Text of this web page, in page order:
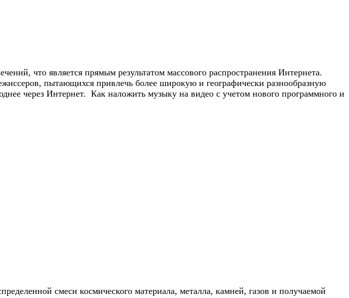
что является прямым результатом массового распространения Интернета.
пытающихся привлечь более широкую и географически разнообразную
через Интернет. Как наложить музыку на видео с учетом нового программного и
смеси космического материала, металла, камней, газов и получаемой